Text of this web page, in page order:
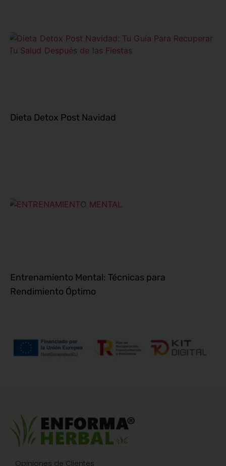
Dieta Detox Post Navidad
Entrenamiento Mental: Técnicas para
Rendimiento Óptimo
Opiniones de Clientes